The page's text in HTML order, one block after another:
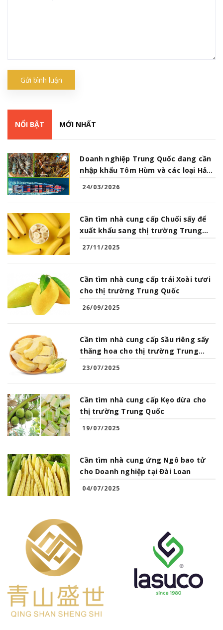
Gửi bình luận
NỔI BẬT MỚI NHẤT
Doanh nghiệp Trung Quốc đang cần
nhập khẩu Tôm Hùm và các loại Hải
24/03/2026
Cần tìm nhà cung cấp Chuối sấy để
xuất khẩu sang thị trường Trung
27/11/2025
Cần tìm nhà cung cấp trái Xoài tươi
cho thị trường Trung Quốc
26/09/2025
Cần tìm nhà cung cấp Sầu riêng sấy
thăng hoa cho thị trường Trung
23/07/2025
Cần tìm nhà cung cấp Kẹo dừa cho
thị trường Trung Quốc
19/07/2025
Cần tìm nhà cung ứng Ngô bao tử
cho Doanh nghiệp tại Đài Loan
04/07/2025